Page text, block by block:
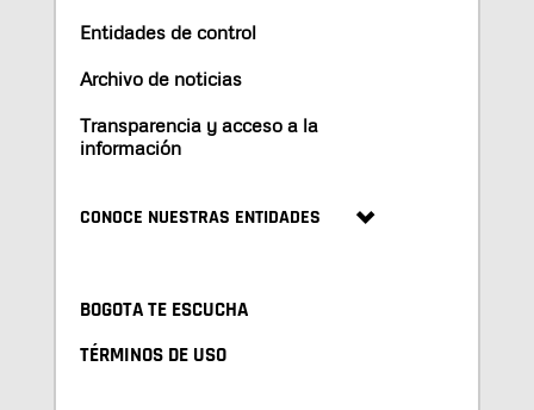
Entidades de control
Archivo de noticias
Transparencia y acceso a la
información
CONOCE NUESTRAS ENTIDADES
BOGOTA TE ESCUCHA
TÉRMINOS DE USO